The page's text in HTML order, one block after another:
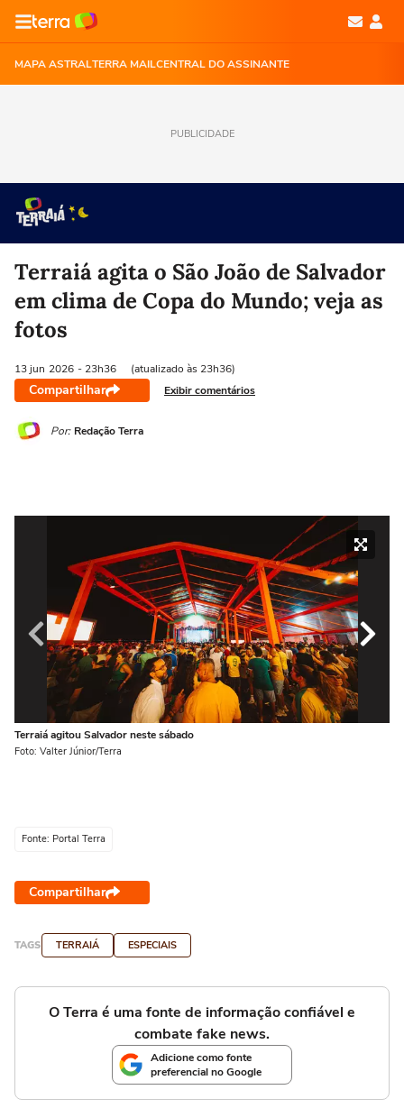
MAPA ASTRALTERRA MAILCENTRAL DO ASSINANTE
PUBLICIDADE
Terraiá agita o São João de Salvador
em clima de Copa do Mundo; veja as
fotos
13 jun 2026 - 23h36 (atualizado às 23h36)
Compartilhar Exibir comentários
Por: Redação Terra
Terraiá agitou Salvador neste sábado
Foto: Valter Júnior/Terra
Fonte: Portal Terra
Compartilhar
TAGS TERRAIÁ ESPECIAIS
O Terra é uma fonte de informação confiável e
combate fake news.
Adicione como fonte
preferencial no Google